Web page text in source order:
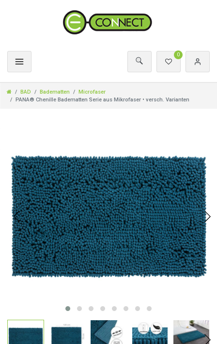
0
BAD Badematten
Microfaser
PANA® Chenille Badematten Serie aus Mikrofaser • versch. Varianten